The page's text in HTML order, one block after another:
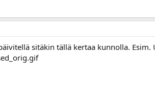
sitäkin tällä kertaa kunnolla.